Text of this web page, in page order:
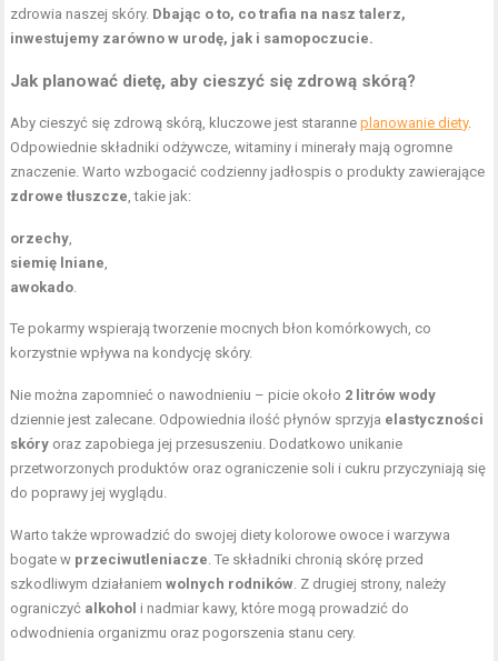
zdrowia naszej skóry. Dbając o to, co trafia na nasz talerz,
inwestujemy zarówno w urodę, jak i samopoczucie.
Jak planować dietę, aby cieszyć się zdrową skórą?
Aby cieszyć się zdrową skórą, kluczowe jest staranneplanowanie diety.
Odpowiednie składniki odżywcze, witaminy i minerały mają ogromne
znaczenie. Warto wzbogacić codzienny jadłospis o produkty zawierające
zdrowe tłuszcze, takie jak:
orzechy,
siemię lniane,
awokado.
Te pokarmy wspierają tworzenie mocnych błon komórkowych, co
korzystnie wpływa na kondycję skóry.
Nie można zapomnieć o nawodnieniu – picie około 2 litrów wody
dziennie jest zalecane. Odpowiednia ilość płynów sprzyja elastyczności
skóry oraz zapobiega jej przesuszeniu. Dodatkowo unikanie
przetworzonych produktów oraz ograniczenie soli i cukru przyczyniają się
do poprawy jej wyglądu.
Warto także wprowadzić do swojej diety kolorowe owoce i warzywa
bogate w przeciwutleniacze. Te składniki chronią skórę przed
szkodliwym działaniemwolnych rodników. Z drugiej strony, należy
ograniczyć alkohol i nadmiar kawy, które mogą prowadzić do
odwodnienia organizmu oraz pogorszenia stanu cery.